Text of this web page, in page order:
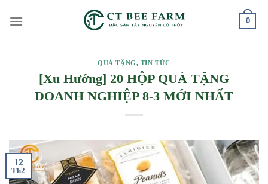
0
QUÀ TẶNG, TIN TỨC
[Xu Hướng] 20 HỘP QUÀ TẶNG
DOANH NGHIỆP 8-3 MỚI NHẤT
12
Th2